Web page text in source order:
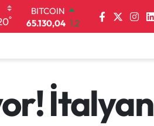
°
DOLAR
47,7106 0.17
EURO
GRAM ALTIN
6648.99
2.59
BİST100İtalyan